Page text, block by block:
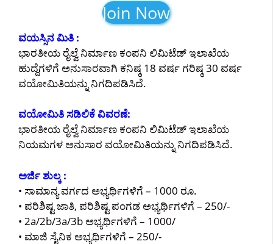
Join Now
ವಯಸ್ಸಿನ ಮಿತಿ :
ಭಾರತೀಯ ರೈಲ್ವೆ ನಿರ್ಮಾಣ ಕಂಪನಿ ಲಿಮಿಟೆಡ್ ಇಲಾಖೆಯ
ಹುದ್ದೆಗಳಿಗೆ ಅನುಸಾರವಾಗಿ ಕನಿಷ್ಠ 18 ವರ್ಷ ಗರಿಷ್ಠ 30 ವರ್ಷ
ವಯೋಮಿತಿಯನ್ನು ನಿಗದಿಪಡಿಸಿದೆ.
ವಯೋಮಿತಿ ಸಡಿಲಿಕೆ ವಿವರಣೆ:
ಭಾರತೀಯ ರೈಲ್ವೆ ನಿರ್ಮಾಣ ಕಂಪನಿ ಲಿಮಿಟೆಡ್ ಇಲಾಖೆಯ
ನಿಯಮಗಳ ಅನುಸಾರ ವಯೋಮಿತಿಯನ್ನು ನಿಗದಿಪಡಿಸಿದೆ.
ಅರ್ಜಿ ಶುಲ್ಕ :
• ಸಾಮಾನ್ಯ ವರ್ಗದ ಅಭ್ಯರ್ಥಿಗಳಿಗೆ – 1000 ರೂ.
• ಪರಿಶಿಷ್ಟ ಜಾತಿ, ಪರಿಶಿಷ್ಟ ಪಂಗಡ ಅಭ್ಯರ್ಥಿಗಳಿಗೆ – 250/-
• 2a/2b/3a/3b ಅಭ್ಯರ್ಥಿಗಳಿಗೆ – 1000/
• ಮಾಜಿ ಸೈನಿಕ ಅಭ್ಯರ್ಥಿಗಳಿಗೆ – 250/-